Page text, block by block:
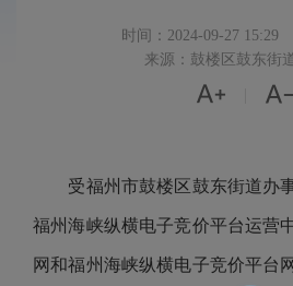
时间：2024-09-27 15:29
来源：鼓楼区鼓东街
 
受福州市鼓楼区鼓东街道办事
福州海峡纵横电子竞价平台运营
网和福州海峡纵横电子竞价平台